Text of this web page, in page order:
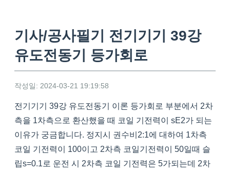
기사/공사필기 전기기기 39강
유도전동기 등가회로
작성일: 2024-03-21 19:19:58
전기기기 39강 유도전동기 이론 등가회로 부분에서 2차
측을 1차측으로 환산했을 때 코일 기전력이 sE2가 되는
이유가 궁금합니다. 정지시 권수비2:1에 대하여 1차측
코일 기전력이 100이고 2차측 코일기전력이 50일때 슬
립s=0.1로 운전 시 2차측 코일 기전력은 5가되는데 2차